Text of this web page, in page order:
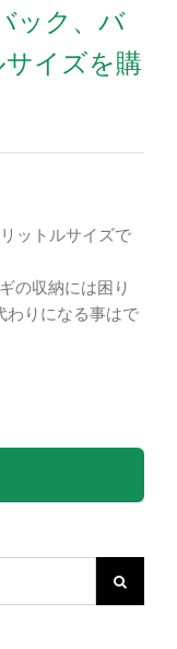
ック、バ
イズを購
ットルサイズで
の収納には困り
わりになる事はで